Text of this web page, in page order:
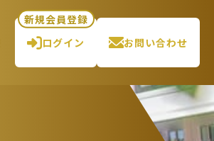
新規会員登録
ログイン
お問い合わせ